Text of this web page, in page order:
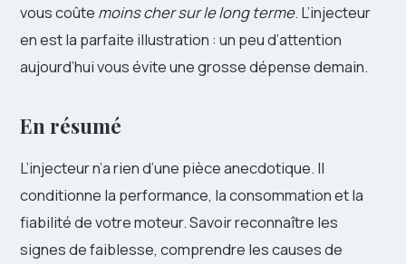
vous coûte moins cher sur le long terme. L’injecteur
en est la parfaite illustration : un peu d’attention
aujourd’hui vous évite une grosse dépense demain.
En résumé
L’injecteur n’a rien d’une pièce anecdotique. Il
conditionne la performance, la consommation et la
fiabilité de votre moteur. Savoir reconnaître les
signes de faiblesse, comprendre les causes de